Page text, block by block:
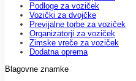
Podloge za voziček
Vozički za dvojčke
Previjalne torbe za voziček
Organizatorji za voziček
Zimske vreče za voziček
Dodatna oprema
Blagovne znamke